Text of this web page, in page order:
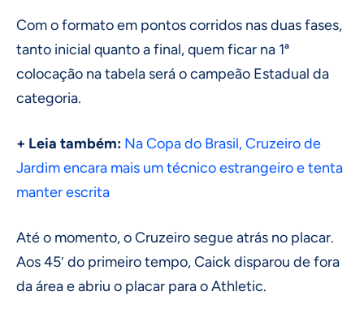
Com o formato em pontos corridos nas duas fases,
tanto inicial quanto a final, quem ficar na 1ª
colocação na tabela será o campeão Estadual da
categoria.
+ Leia também: Na Copa do Brasil, Cruzeiro de
Jardim encara mais um técnico estrangeiro e tenta
manter escrita
Até o momento, o Cruzeiro segue atrás no placar.
Aos 45′ do primeiro tempo, Caick disparou de fora
da área e abriu o placar para o Athletic.